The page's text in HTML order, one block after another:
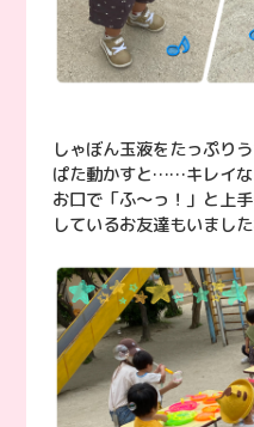
しゃぼん玉液をたっぷり
ぱた動かすと……キレイな
お口で「ふ〜っ！」と上
しているお友達もいまし